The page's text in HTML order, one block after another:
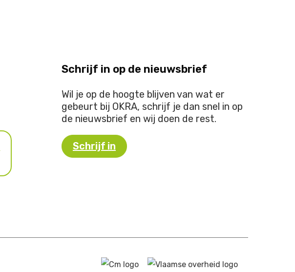
Schrijf in op de nieuwsbrief
Wil je op de hoogte blijven van wat er
gebeurt bij OKRA, schrijf je dan snel in op
de nieuwsbrief en wij doen de rest.
Schrijf in